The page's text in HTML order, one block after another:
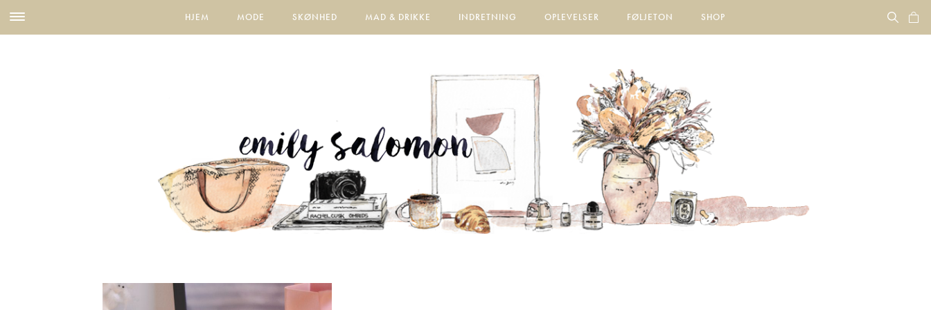
HJEM MODE SKØNHED MAD & DRIKKE INDRETNING OPLEVELSER FØLJETON SHOP